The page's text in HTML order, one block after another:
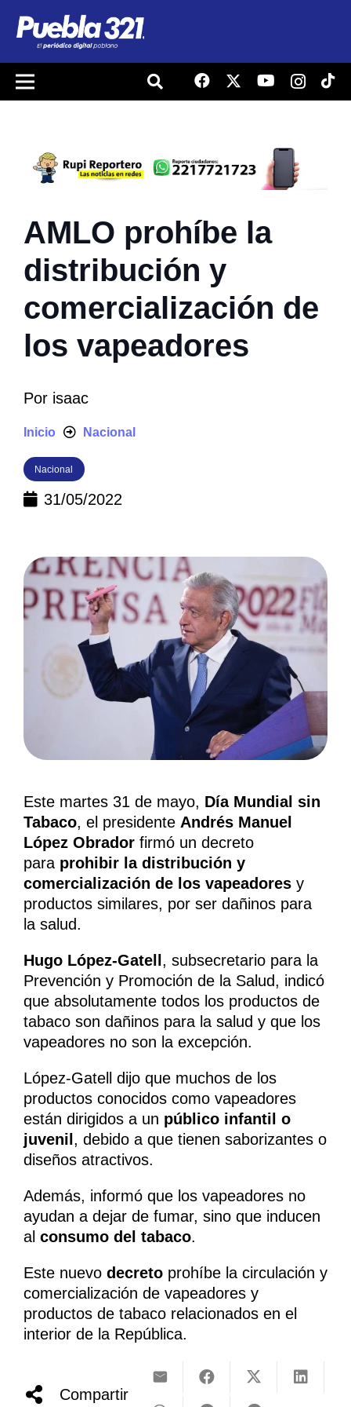
AMLO prohíbe la
distribución y
comercialización de
los vapeadores
Por isaac
Inicio Nacional
Nacional
31/05/2022
Este martes 31 de mayo, Día Mundial sin
Tabaco, el presidente Andrés Manuel
López Obrador firmó un decreto
para prohibir la distribución y
comercialización de los vapeadores y
productos similares, por ser dañinos para
la salud.
Hugo López-Gatell , subsecretario para la
Prevención y Promoción de la Salud, indicó
que absolutamente todos los productos de
tabaco son dañinos para la salud y que los
vapeadores no son la excepción.
López-Gatell dijo que muchos de los
productos conocidos como vapeadores
están dirigidos a un público infantil o
juvenil , debido a que tienen saborizantes o
diseños atractivos.
Además, informó que los vapeadores no
ayudan a dejar de fumar, sino que inducen
al consumo del tabaco.
Este nuevo decreto prohíbe la circulación y
comercialización de vapeadores y
productos de tabaco relacionados en el
interior de la República.
Compartir